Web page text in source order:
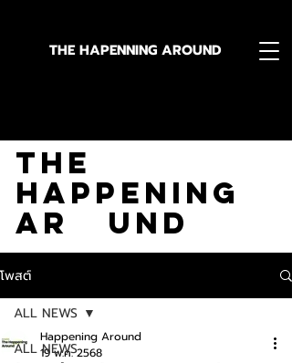
THE HAPENNING AROUND
The
Happening
Ar und
โพสต์
ALL NEWS
ALL NEWS
Happening Around
19 พ.ค. 2568